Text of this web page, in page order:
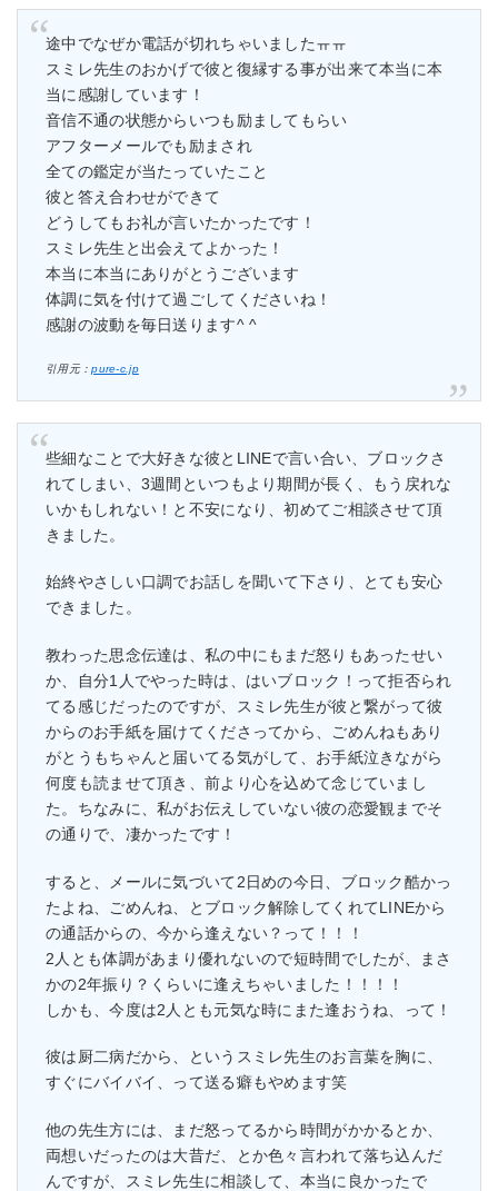
途中でなぜか電話が切れちゃいましたㅠㅠ
スミレ先生のおかげで彼と復縁する事が出来て本当に本
当に感謝しています！
音信不通の状態からいつも励ましてもらい
アフターメールでも励まされ
全ての鑑定が当たっていたこと
彼と答え合わせができて
どうしてもお礼が言いたかったです！
スミレ先生と出会えてよかった！
本当に本当にありがとうございます
体調に気を付けて過ごしてくださいね！
感謝の波動を毎日送ります^ ^
引用元：pure-c.jp
些細なことで大好きな彼とLINEで言い合い、ブロックさ
れてしまい、3週間といつもより期間が長く、もう戻れな
いかもしれない！と不安になり、初めてご相談させて頂
きました。
始終やさしい口調でお話しを聞いて下さり、とても安心
できました。
教わった思念伝達は、私の中にもまだ怒りもあったせい
か、自分1人でやった時は、はいブロック！って拒否られ
てる感じだったのですが、スミレ先生が彼と繋がって彼
からのお手紙を届けてくださってから、ごめんねもあり
がとうもちゃんと届いてる気がして、お手紙泣きながら
何度も読ませて頂き、前より心を込めて念じていまし
た。ちなみに、私がお伝えしていない彼の恋愛観までそ
の通りで、凄かったです！
すると、メールに気づいて2日めの今日、ブロック酷かっ
たよね、ごめんね、とブロック解除してくれてLINEから
の通話からの、今から逢えない？って！！！
2人とも体調があまり優れないので短時間でしたが、まさ
かの2年振り？くらいに逢えちゃいました！！！！
しかも、今度は2人とも元気な時にまた逢おうね、って！
彼は厨二病だから、というスミレ先生のお言葉を胸に、
すぐにバイバイ、って送る癖もやめます笑
他の先生方には、まだ怒ってるから時間がかかるとか、
両想いだったのは大昔だ、とか色々言われて落ち込んだ
んですが、スミレ先生に相談して、本当に良かったで